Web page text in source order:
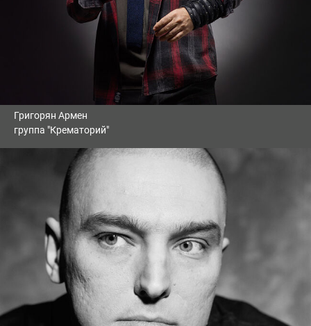
Григорян Армен
группа "Крематорий"